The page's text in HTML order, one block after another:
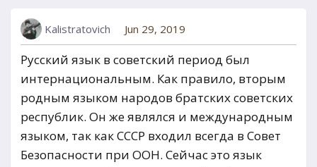
Kalistratovich Jun 29, 2019
Русский язык в советский период был
интернациональным. Как правило, вторым
родным языком народов братских советских
республик. Он же являлся и международным
языком, так как СССР входил всегда в Совет
Безопасности при ООН. Сейчас это язык